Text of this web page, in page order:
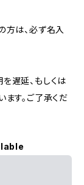
方は、必ず名入
遅延、もしくは
す。ご了承くだ